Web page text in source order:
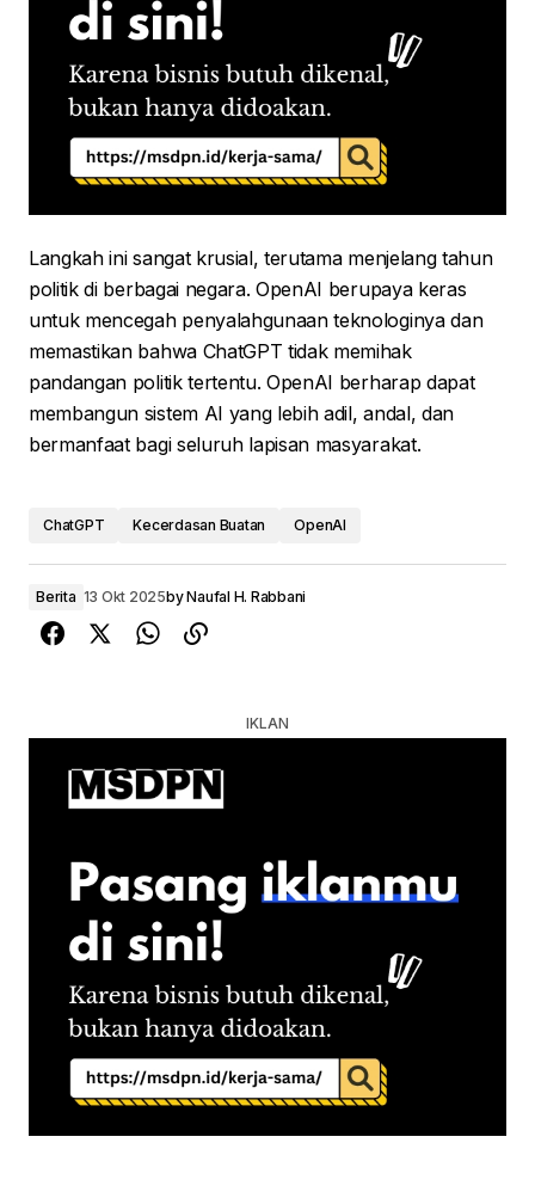
Langkah ini sangat krusial, terutama menjelang tahun
politik di berbagai negara. OpenAI berupaya keras
untuk mencegah penyalahgunaan teknologinya dan
memastikan bahwa ChatGPT tidak memihak
pandangan politik tertentu. OpenAI berharap dapat
membangun sistem AI yang lebih adil, andal, dan
bermanfaat bagi seluruh lapisan masyarakat.
ChatGPT Kecerdasan Buatan OpenAI
Berita 13 Okt 2025byNaufal H. Rabbani